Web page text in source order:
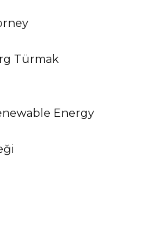
Türmak
Energy